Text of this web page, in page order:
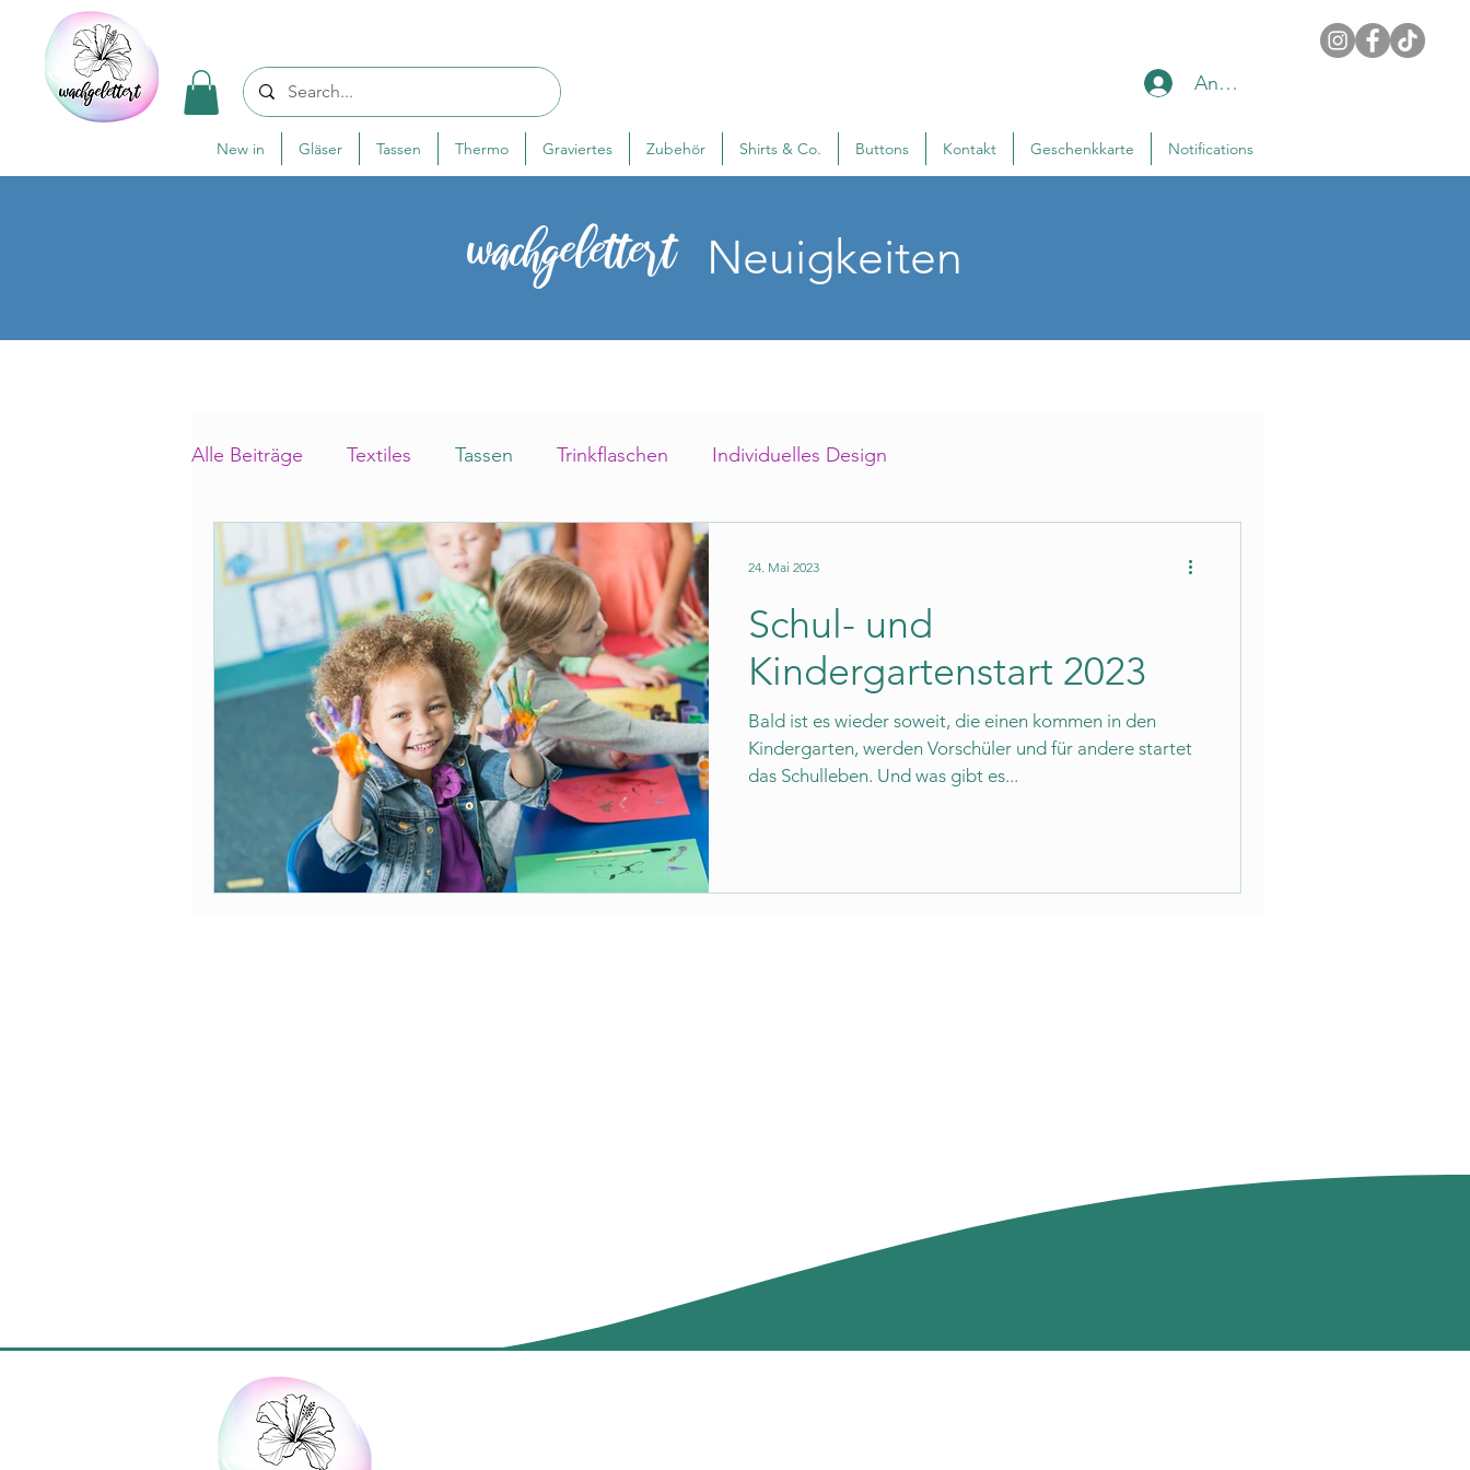
New in Gläser Tassen Thermo Graviertes Zubehör Shirts & Co. Buttons Kontakt Geschenkkarte Notifications
Anmelden
wachgelettert Neuigkeiten
Alle Beiträge Textiles Tassen Trinkflaschen Individuelles Design
Schul- und
Kindergartenstart 2023
Bald ist es wieder soweit, die einen kommen in den
Kindergarten, werden Vorschüler und für andere startet
das Schulleben. Und was gibt es...
24. Mai 2023